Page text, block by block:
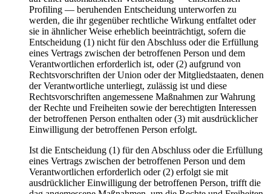
Profiling — beruhenden Entscheidung unterworfen zu
werden, die ihr gegenüber rechtliche Wirkung entfaltet oder
sie in ähnlicher Weise erheblich beeinträchtigt, sofern die
Entscheidung (1) nicht für den Abschluss oder die Erfüllung
eines Vertrags zwischen der betroffenen Person und dem
Verantwortlichen erforderlich ist, oder (2) aufgrund von
Rechtsvorschriften der Union oder der Mitgliedstaaten, denen
der Verantwortliche unterliegt, zulässig ist und diese
Rechtsvorschriften angemessene Maßnahmen zur Wahrung
der Rechte und Freiheiten sowie der berechtigten Interessen
der betroffenen Person enthalten oder (3) mit ausdrücklicher
Einwilligung der betroffenen Person erfolgt.
Ist die Entscheidung (1) für den Abschluss oder die Erfüllung
eines Vertrags zwischen der betroffenen Person und dem
Verantwortlichen erforderlich oder (2) erfolgt sie mit
ausdrücklicher Einwilligung der betroffenen Person, trifft die